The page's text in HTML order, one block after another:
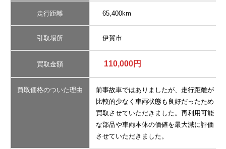
走行距離 65,400km
引取場所 伊賀市
買取金額 110,000円
買取価格のついた理由
前事故車ではありましたが、走行距離が
比較的少なく車両状態も良好だったため
買取させていただきました。再利用可能
な部品や車両本体の価値を最大減に評価
させていただきました。